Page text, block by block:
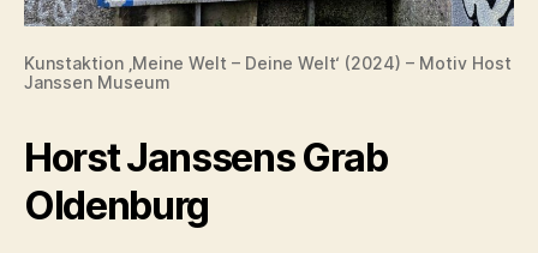
Kunstaktion ‚Meine Welt – Deine Welt‘ (2024) – Motiv Host
Janssen Museum
Horst Janssens Grab
Oldenburg